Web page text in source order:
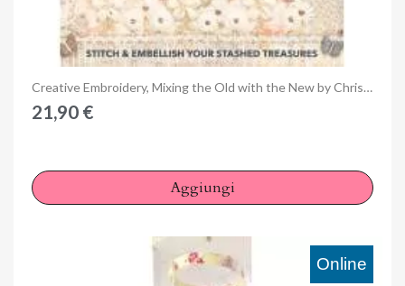
Anteprima Creative Embroidery, Mixing the Old with the New by Christen Brown
21,90 €
Aggiungi
Online